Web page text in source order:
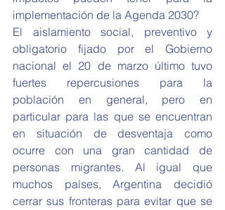
implementación de la Agenda 2030?
El aislamiento social, preventivo y
obligatorio fijado por el Gobierno
nacional el 20 de marzo último tuvo
fuertes repercusiones para la
población en general, pero en
particular para las que se encuentran
en situación de desventaja como
ocurre con una gran cantidad de
personas migrantes. Al igual que
muchos países, Argentina decidió
cerrar sus fronteras para evitar que se